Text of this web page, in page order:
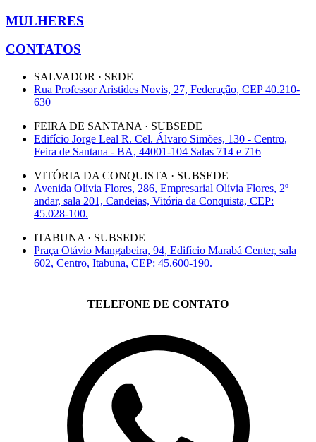
MULHERES
CONTATOS
SALVADOR · SEDE
Rua Professor Aristides Novis, 27, Federação, CEP 40.210-
630
FEIRA DE SANTANA · SUBSEDE
Edifício Jorge Leal R. Cel. Álvaro Simões, 130 - Centro,
Feira de Santana - BA, 44001-104 Salas 714 e 716
VITÓRIA DA CONQUISTA · SUBSEDE
Avenida Olívia Flores, 286, Empresarial Olívia Flores, 2º
andar, sala 201, Candeias, Vitória da Conquista, CEP:
45.028-100.
ITABUNA · SUBSEDE
Praça Otávio Mangabeira, 94, Edifício Marabá Center, sala
602, Centro, Itabuna, CEP: 45.600-190.
TELEFONE DE CONTATO